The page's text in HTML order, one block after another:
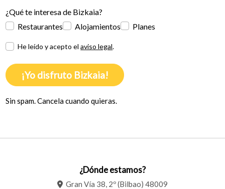
¿Qué te interesa de Bizkaia?
Restaurantes
Alojamientos Planes
He leído y acepto elaviso legal.
¡Yo disfruto Bizkaia!
Sin spam. Cancela cuando quieras.
¿Dónde estamos?
Gran Vía 38, 2º (Bilbao) 48009